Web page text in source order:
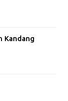
Kandang